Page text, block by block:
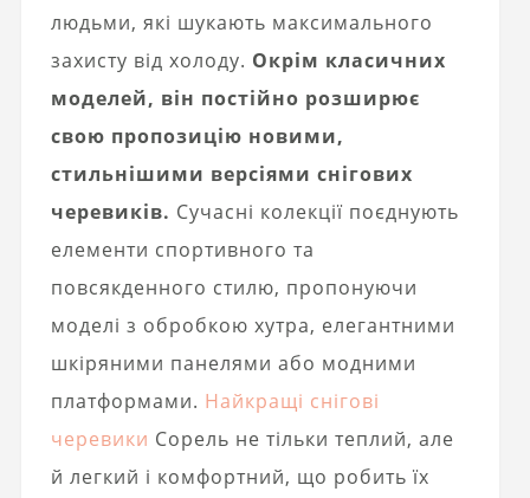
людьми, які шукають максимального
захисту від холоду. Окрім класичних
моделей, він постійно розширює
свою пропозицію новими,
стильнішими версіями снігових
черевиків. Сучасні колекції поєднують
елементи спортивного та
повсякденного стилю, пропонуючи
моделі з обробкою хутра, елегантними
шкіряними панелями або модними
платформами. Найкращі снігові
черевики Сорель не тільки теплий, але
й легкий і комфортний, що робить їх